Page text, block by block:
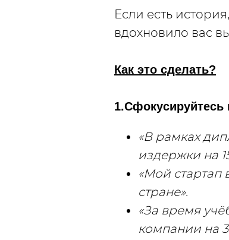
Если есть
вдохновило вас
Как это сделать?
1.Сфокусируйтесь
«В рамках
издержки на
«Мой стартап
стране».
«За время
компании на